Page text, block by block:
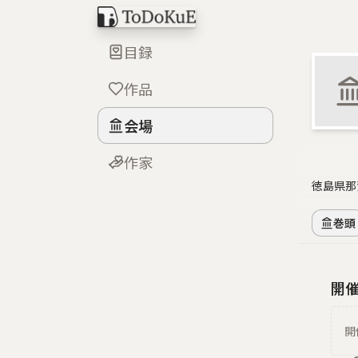
目録
作品
会場
作家
徳島県
巻頭
開